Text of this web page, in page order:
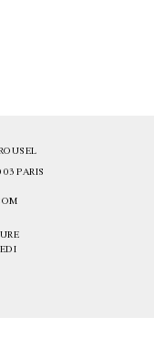
PARIS